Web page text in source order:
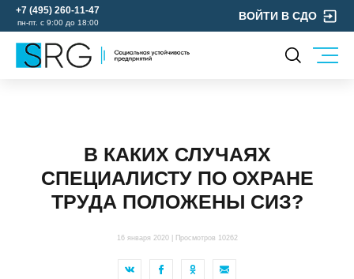
+7 (495) 260-11-47
пн-пт. с 9:00 до 18:00
ВОЙТИ В СДО
Пресс-центр
УЧЕБНЫЙ ЦЕНТР
ЭКОЛОГИЯ
В КАКИХ СЛУЧАЯХ
СПЕЦИАЛИСТУ ПО ОХРАНЕ
ТРУДА ПОЛОЖЕНЫ СИЗ?
16 января 2020 | Просмотров 10262